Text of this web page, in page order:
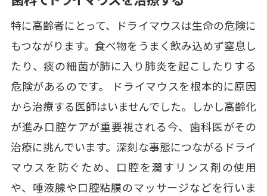
特に高齢者にとって、ドライマウスは生命の危険に
もつながります。食べ物をうまく飲み込めず窒息し
たり、痰の細菌が肺に入り肺炎を起こしたりする
危険があるのです。 ドライマウスを根本的に原因
から治療する医師はいませんでした。しかし高齢化
が進み口腔ケアが重要視される今、歯科医がその
治療に挑んでいます。深刻な事態につながるドライ
マウスを防ぐため、口腔を潤すリンス剤の使用
や、唾液腺や口腔粘膜のマッサージなどを行いま